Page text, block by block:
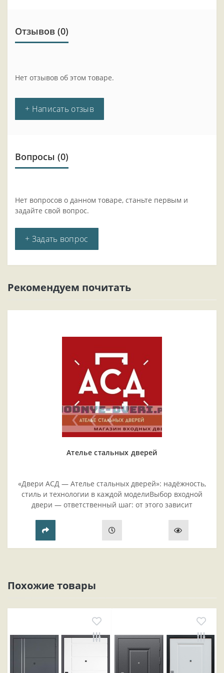
Отзывов (0)
Нет отзывов об этом товаре.
+ Написать отзыв
Вопросы (0)
Нет вопросов о данном товаре, станьте первым и
задайте свой вопрос.
+ Задать вопрос
Рекомендуем почитать
Ателье стальных дверей
«Двери АСД — Ателье стальных дверей»: надёжность,
стиль и технологии в каждой моделиВыбор входной
двери — ответственный шаг: от этого зависит
прихожей..
Похожие товары